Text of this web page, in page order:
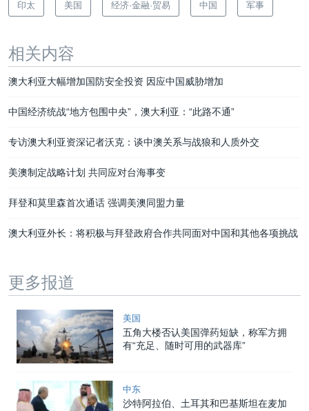
印太 美国 经济·金融·贸易 中国 军事
相关内容
澳大利亚大幅增加国防安全投资 因应中国威胁增加
中国经济统战“地方包围中央”，澳大利亚：“此路不通”
专访澳大利亚资深记者沃克：谈中澳关系与战狼和人质外交
美澳制定战略计划 共同应对台海事变
拜登和莫里森首次通话 强调美澳同盟力量
澳大利亚外长：将积极与拜登政府合作共同面对中国和其他各项挑战
更多报道
美国
五角大楼否认美国弹药短缺，称军方拥
有“充足、随时可用的武器库”
中东
沙特阿拉伯、土耳其和巴基斯坦在麦加